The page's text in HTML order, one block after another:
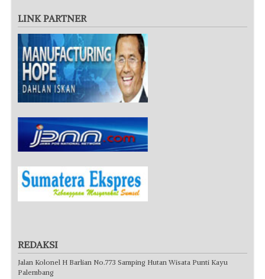
LINK PARTNER
REDAKSI
Jalan Kolonel H Barlian No.773 Samping Hutan Wisata Punti Kayu
Palembang